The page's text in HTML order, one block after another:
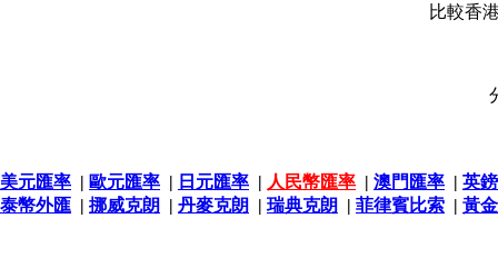
比較香
美元匯率 | 歐元匯率 | 日元匯率 | 人民幣匯率 | 澳門匯率 | 英
泰幣外匯 | 挪威克朗 | 丹麥克朗 | 瑞典克朗 | 菲律賓比索 | 黃